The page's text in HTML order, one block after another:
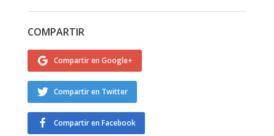
COMPARTIR
Compartir en Google+
Compartir en Twitter
Compartir en Facebook